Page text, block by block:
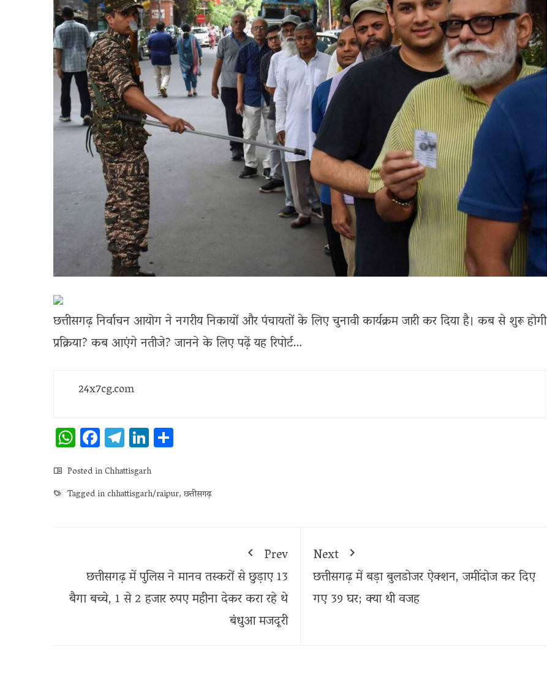
छत्तीसगढ़ निर्वाचन आयोग ने नगरीय निकायों और पंचायतों के लिए चुनावी कार्यक्रम जारी कर दिया है। कब से शुरू होगी
प्रक्रिया? कब आएंगे नतीजे? जानने के लिए पढ़ें यह रिपोर्ट…
24x7cg.com
WhatsApp
Facebook
Telegram
LinkedIn
Posted inChhattisgarh
Tagged inchhattisgarh/raipur,छत्तीसगढ़
Prev
छत्तीसगढ़ में पुलिस ने मानव तस्करों से छुड़ाए 13
बैगा बच्चे, 1 से 2 हजार रुपए महीना देकर करा रहे थे
बंधुआ मजदूरी
Next
छत्तीसगढ़ में बड़ा बुलडोजर ऐक्शन, जमींदोज कर दिए
गए 39 घर; क्या थी वजह